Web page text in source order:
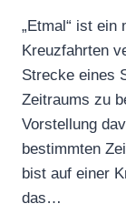
„Etmal“ ist
Kreuzfahrten
Strecke eines
Zeitraums zu
Vorstellung
bestimmten
bist auf einer
das…